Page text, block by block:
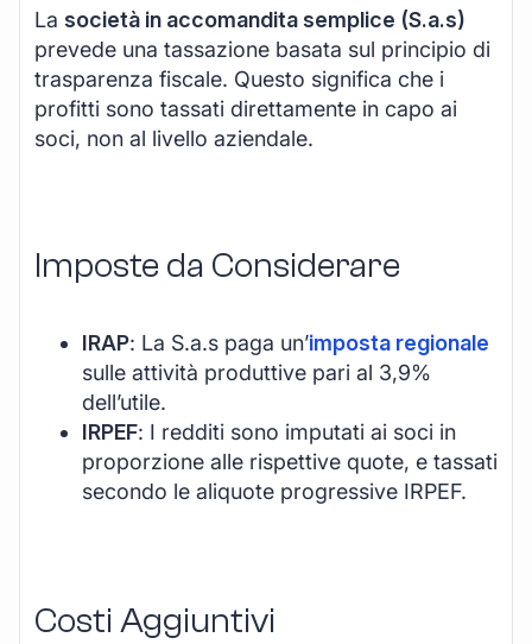
La società in accomandita semplice (S.a.s)
prevede una tassazione basata sul principio di
trasparenza fiscale. Questo significa che i
profitti sono tassati direttamente in capo ai
soci, non al livello aziendale.
Imposte da Considerare
IRAP: La S.a.s paga un’imposta regionale
sulle attività produttive pari al 3,9%
dell’utile.
IRPEF: I redditi sono imputati ai soci in
proporzione alle rispettive quote, e tassati
secondo le aliquote progressive IRPEF.
Costi Aggiuntivi